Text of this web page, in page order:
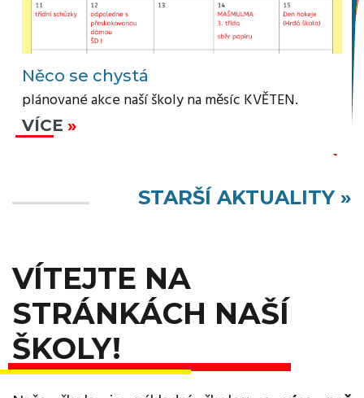
Něco se chystá
plánované akce naší školy na měsíc KVĚTEN.
VÍCE
STARŠÍ AKTUALITY »
VÍTEJTE NA
STRÁNKÁCH NAŠÍ
ŠKOLY!